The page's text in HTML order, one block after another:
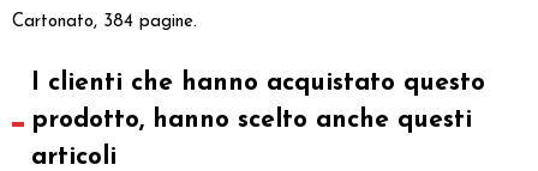
Cartonato, 384 pagine.
I clienti che hanno acquistato questo
prodotto, hanno scelto anche questi
articoli